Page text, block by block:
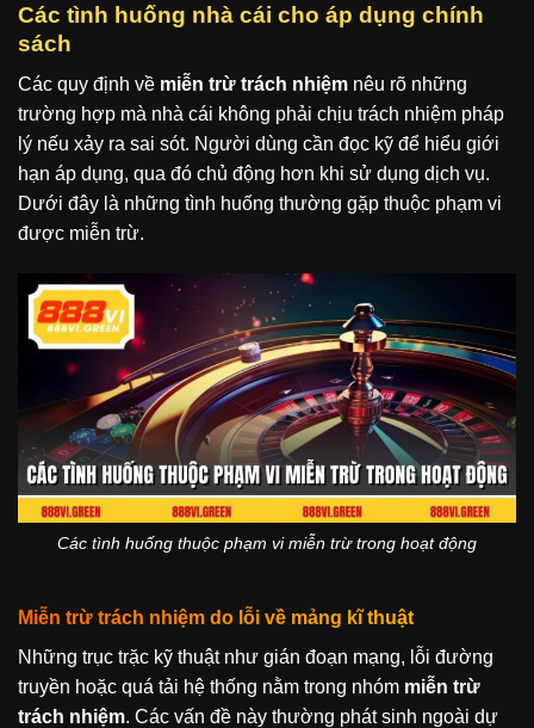
Các tình huống nhà cái cho áp dụng chính
sách
Các quy định về miễn trừ trách nhiệm nêu rõ những
trường hợp mà nhà cái không phải chịu trách nhiệm pháp
lý nếu xảy ra sai sót. Người dùng cần đọc kỹ để hiểu giới
hạn áp dụng, qua đó chủ động hơn khi sử dụng dịch vụ.
Dưới đây là những tình huống thường gặp thuộc phạm vi
được miễn trừ.
Các tình huống thuộc phạm vi miễn trừ trong hoạt động
Miễn trừ trách nhiệm do lỗi về mảng kĩ thuật
Những trục trặc kỹ thuật như gián đoạn mạng, lỗi đường
truyền hoặc quá tải hệ thống nằm trong nhóm miễn trừ
trách nhiệm. Các vấn đề này thường phát sinh ngoài dự